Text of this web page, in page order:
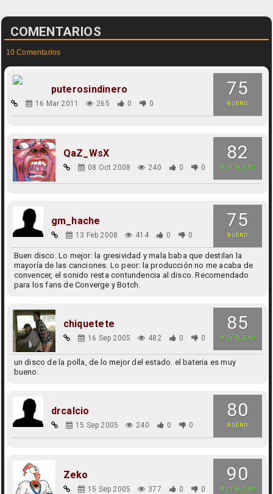
COMENTARIOS
10 Comentarios
75
BUENO
puterosindinero
16 Mar 2011 265 0 0
82
MUY BUENO
QaZ_WsX
08 Oct 2008 240 0 0
75
BUENO
gm_hache
13 Feb 2008 414 0 0
Buen disco. Lo mejor: la gresividad y mala baba que destilan la
mayoría de las canciones. Lo peor: la producción no me acaba de
convencer, el sonido resta contundencia al disco. Recomendado
para los fans de Converge y Botch.
85
MUY BUENO
chiquetete
16 Sep 2005 482 0 0
un disco de la polla, de lo mejor del estado. el bateria es muy
bueno.
80
BUENO
drcalcio
15 Sep 2005 240 0 0
90
MUY BUENO
Zeko
15 Sep 2005 377 0 0